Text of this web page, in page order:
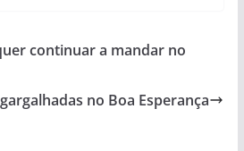
continuar a mandar no
no Boa Esperança